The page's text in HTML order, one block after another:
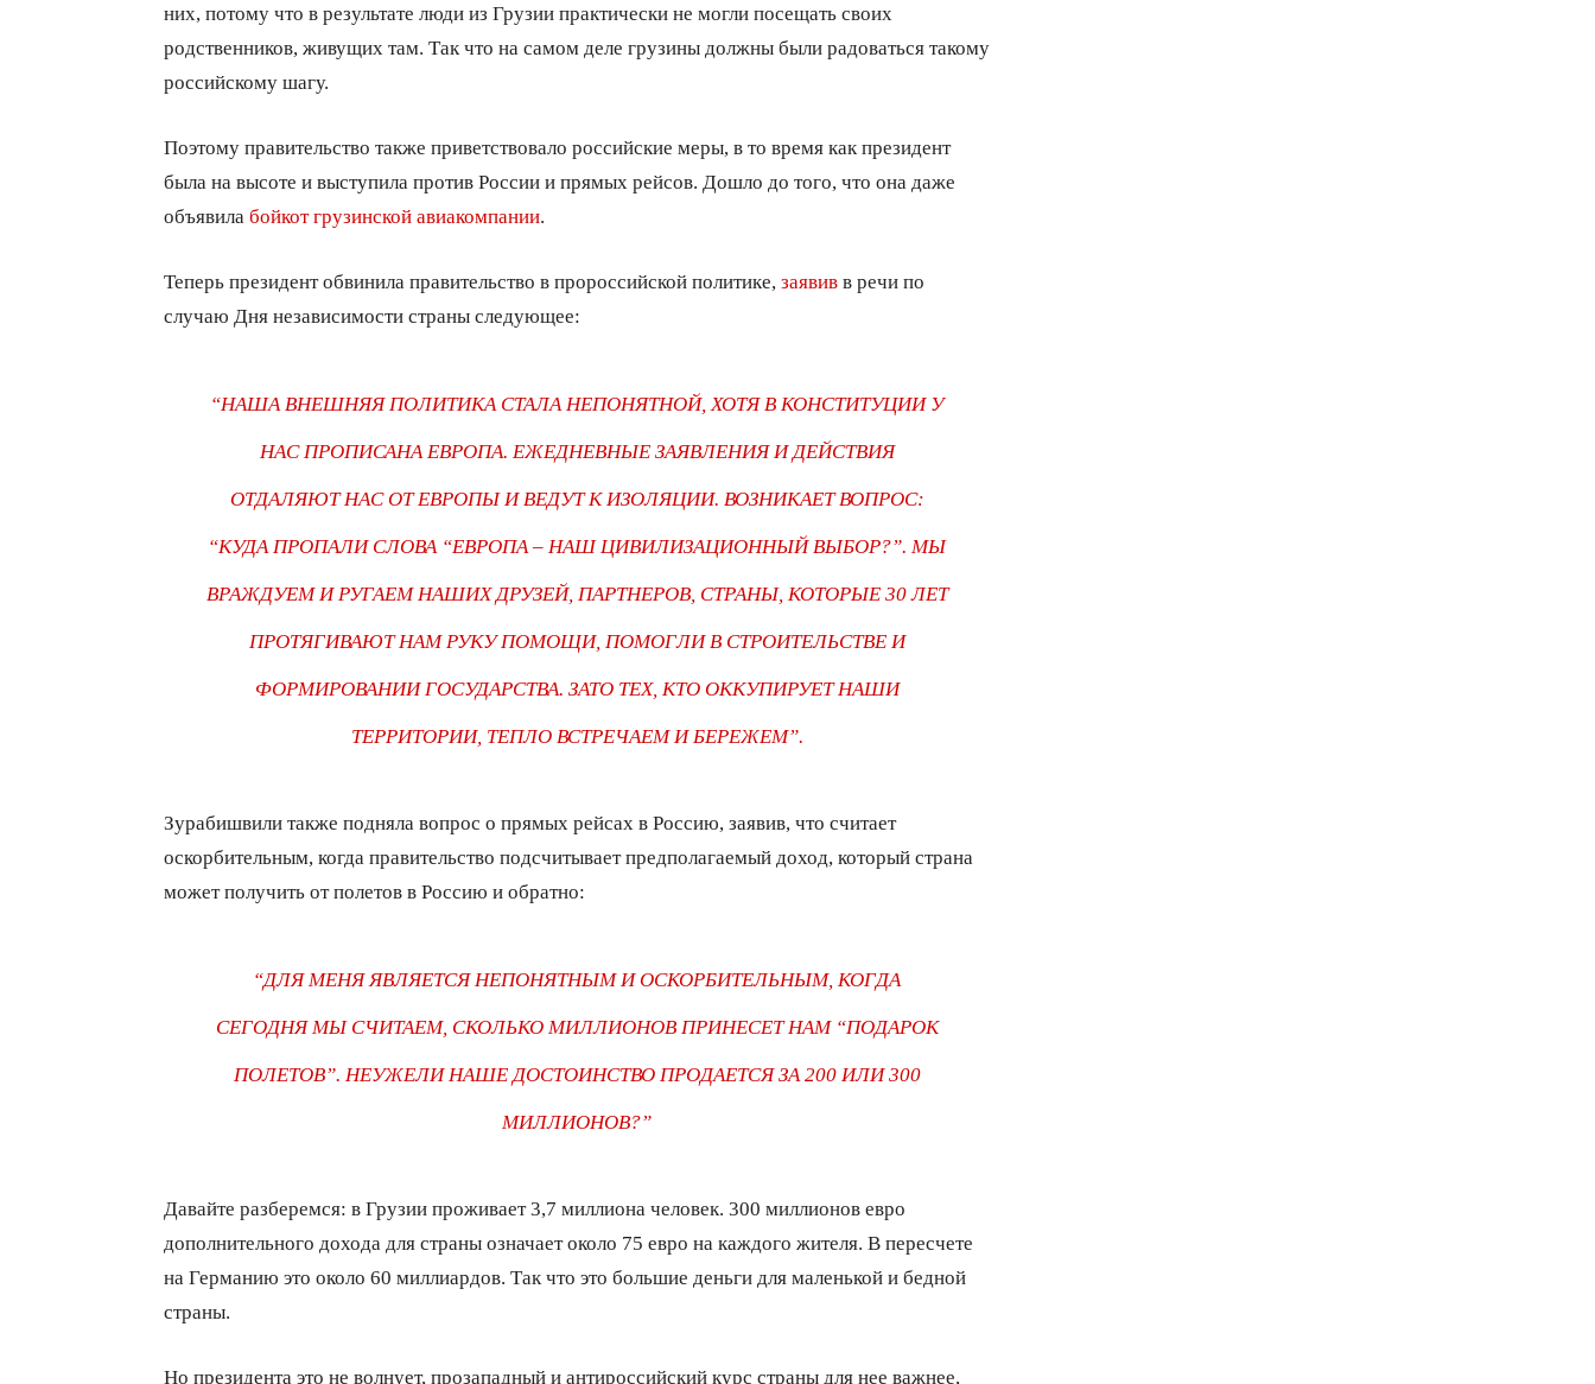
них, потому что в результате люди из Грузии практически не могли посещать своих
родственников, живущих там. Так что на самом деле грузины должны были радоваться такому
российскому шагу.
Поэтому правительство также приветствовало российские меры, в то время как президент
была на высоте и выступила против России и прямых рейсов. Дошло до того, что она даже
объявила бойкот грузинской авиакомпании
Теперь президент обвинила правительство в пророссийской политике, заявив в речи по
случаю Дня независимости страны следующее:
“НАША ВНЕШНЯЯ ПОЛИТИКА СТАЛА НЕПОНЯТНОЙ, ХОТЯ В КОНСТИТУЦИИ У
НАС ПРОПИСАНА ЕВРОПА. ЕЖЕДНЕВНЫЕ ЗАЯВЛЕНИЯ И ДЕЙСТВИЯ
ОТДАЛЯЮТ НАС ОТ ЕВРОПЫ И ВЕДУТ К ИЗОЛЯЦИИ. ВОЗНИКАЕТ ВОПРОС:
“КУДА ПРОПАЛИ СЛОВА “ЕВРОПА – НАШ ЦИВИЛИЗАЦИОННЫЙ ВЫБОР?”. МЫ
ВРАЖДУЕМ И РУГАЕМ НАШИХ ДРУЗЕЙ, ПАРТНЕРОВ, СТРАНЫ, КОТОРЫЕ 30 ЛЕТ
ПРОТЯГИВАЮТ НАМ РУКУ ПОМОЩИ, ПОМОГЛИ В СТРОИТЕЛЬСТВЕ И
ФОРМИРОВАНИИ ГОСУДАРСТВА. ЗАТО ТЕХ, КТО ОККУПИРУЕТ НАШИ
ТЕРРИТОРИИ, ТЕПЛО ВСТРЕЧАЕМ И БЕРЕЖЕМ”.
Зурабишвили также подняла вопрос о прямых рейсах в Россию, заявив, что считает
оскорбительным, когда правительство подсчитывает предполагаемый доход, который страна
может получить от полетов в Россию и обратно:
“ДЛЯ МЕНЯ ЯВЛЯЕТСЯ НЕПОНЯТНЫМ И ОСКОРБИТЕЛЬНЫМ, КОГДА
СЕГОДНЯ МЫ СЧИТАЕМ, СКОЛЬКО МИЛЛИОНОВ ПРИНЕСЕТ НАМ “ПОДАРОК
ПОЛЕТОВ”. НЕУЖЕЛИ НАШЕ ДОСТОИНСТВО ПРОДАЕТСЯ ЗА 200 ИЛИ 300
МИЛЛИОНОВ?”
Давайте разберемся: в Грузии проживает 3,7 миллиона человек. 300 миллионов евро
дополнительного дохода для страны означает около 75 евро на каждого жителя. В пересчете
на Германию это около 60 миллиардов. Так что это большие деньги для маленькой и бедной
страны.
Но президента это не волнует, прозападный и антироссийский курс страны для нее важнее,